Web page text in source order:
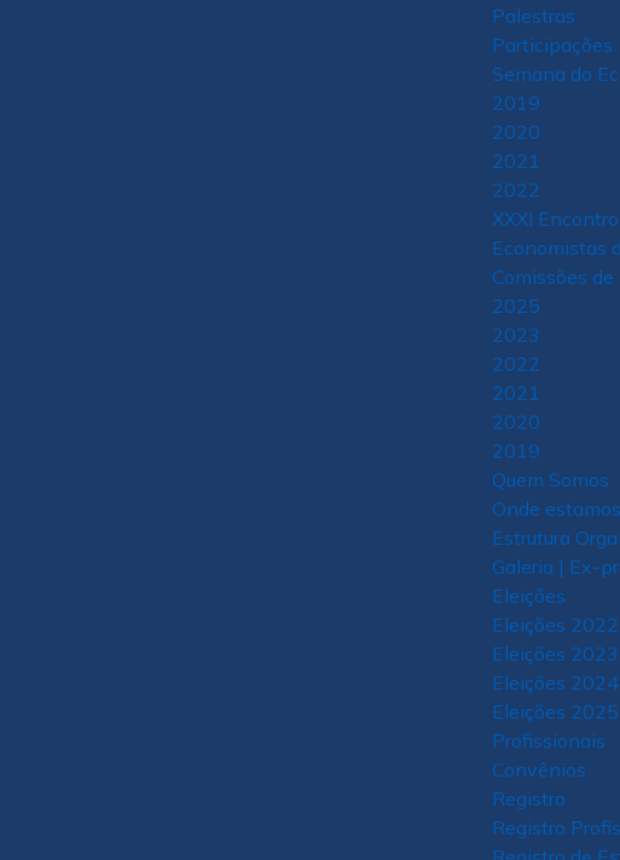
Palestras
Participações
Semana do
2019
2020
2021
2022
XXXI
Economistas
Comissões
2025
2023
2022
2021
2020
2019
Quem Somos
Onde estamos
Estrutura
Galeria | Ex-
Eleições
Eleições 2022
Eleições 2023
Eleições 2024
Eleições 2025
Profissionais
Convênios
Registro
Registro